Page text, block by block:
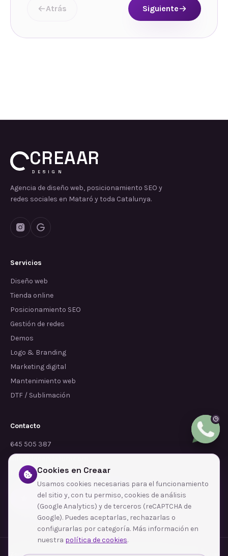
Atrás Siguiente
CREAAR
DESIGN
Agencia de diseño web, posicionamiento SEO y
redes sociales en Mataró y toda Catalunya.
Servicios
Diseño web
Tienda online
Posicionamiento SEO
Gestión de redes
Demos
Logo & Branding
Marketing digital
Mantenimiento web
DTF / Sublimación
Contacto
645 505 387
info@dependalium.com
Mataró (Barcelona)
Déjanos tu reseña en Google
Zonas de cobertura·Barcelona·L'Hospitalet de Llobregat·Terrassa·Badalona
Cookies en Creaar
Usamos cookies necesarias para el funcionamiento
del sitio y, con tu permiso, cookies de análisis
(Google Analytics) y de terceros (reCAPTCHA de
Google). Puedes aceptarlas, rechazarlas o
configurarlas por categoría. Más información en
nuestra política de cookies.